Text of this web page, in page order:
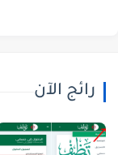
رائج الآن